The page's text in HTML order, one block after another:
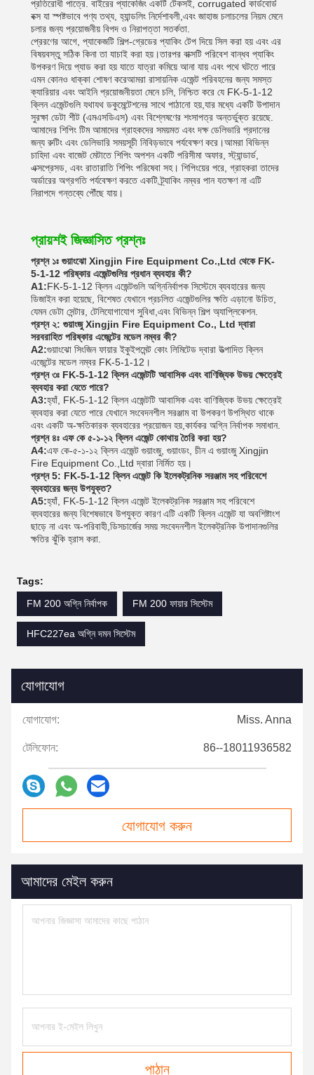
প্রতিরোধী পাত্রে. বাইরের প্যাকেজিং একটি টেকসই, corrugated কার্ডবোর্ড
বক্স যা স্পষ্টভাবে পণ্য তথ্য, হ্যান্ডলিং নির্দেশাবলী,এবং জাহাজ চলাচলের নিয়ম মেনে
চলার জন্য প্রয়োজনীয় বিপদ ও নিরাপত্তা সতর্কতা.
প্রেরণের আগে, প্যাকেজটি শিল্প-গ্রেডের প্যাকিং টেপ দিয়ে সিল করা হয় এবং এর
বিষয়বস্তু সঠিক কিনা তা যাচাই করা হয়।তারপর বাক্সটি পরিবেশ বান্ধব প্যাকিং
উপকরণ দিয়ে প্যাড করা হয় যাতে যাত্রা কমিয়ে আনা যায় এবং পথে ঘটতে পারে
এমন কোনও ধাক্কা শোষণ করেআমরা রাসায়নিক এজেন্ট পরিবহনের জন্য সমস্ত
ক্যারিয়ার এবং আইনি প্রয়োজনীয়তা মেনে চলি, নিশ্চিত করে যে FK-5-1-12
ক্লিন এজেন্টগুলি যথাযথ ডকুমেন্টেশনের সাথে পাঠানো হয়,যার মধ্যে একটি উপাদান
সুরক্ষা ডেটা শীট (এমএসডিএস) এবং বিশ্লেষণের শংসাপত্র অন্তর্ভুক্ত রয়েছে.
আমাদের শিপিং টিম আমাদের গ্রাহকদের সময়মত এবং দক্ষ ডেলিভারি প্রদানের
জন্য রুটিং এবং ডেলিভারি সময়সূচী নিবিড়ভাবে পর্যবেক্ষণ করে।আমরা বিভিন্ন
চাহিদা এবং বাজেট মেটাতে শিপিং অপশন একটি পরিসীমা অফার, স্ট্যান্ডার্ড,
এক্সপ্রেসড, এবং রাতারাতি শিপিং পরিষেবা সহ। শিপিংয়ের পরে, গ্রাহকরা তাদের
অর্ডারের অগ্রগতি পর্যবেক্ষণ করতে একটি ট্র্যাকিং নম্বর পান যতক্ষণ না এটি
নিরাপদে গন্তব্যে পৌঁছে যায়।
প্রায়শই জিজ্ঞাসিত প্রশ্নঃ
প্রশ্ন ১ঃ গুয়াংঝো Xingjin Fire Equipment Co.,Ltd থেকে FK-
5-1-12 পরিষ্কার এজেন্টগুলির প্রধান ব্যবহার কী?
A1:FK-5-1-12 ক্লিন এজেন্টগুলি অগ্নিনির্বাপক সিস্টেমে ব্যবহারের জন্য
ডিজাইন করা হয়েছে, বিশেষত যেখানে প্রচলিত এজেন্টগুলির ক্ষতি এড়ানো উচিত,
যেমন ডেটা সেন্টার, টেলিযোগাযোগ সুবিধা,এবং বিভিন্ন শিল্প অ্যাপ্লিকেশন.
প্রশ্ন ২: গুয়াংজু Xingjin Fire Equipment Co., Ltd দ্বারা
সরবরাহিত পরিষ্কার এজেন্টের মডেল নম্বর কী?
A2:গুয়াংঝো সিংজিন ফায়ার ইকুইপমেন্ট কোং লিমিটেড দ্বারা উত্পাদিত ক্লিন
এজেন্টের মডেল নম্বর FK-5-1-12।
প্রশ্ন ৩ঃ FK-5-1-12 ক্লিন এজেন্টটি আবাসিক এবং বাণিজ্যিক উভয় ক্ষেত্রেই
ব্যবহার করা যেতে পারে?
A3:হ্যাঁ, FK-5-1-12 ক্লিন এজেন্টটি আবাসিক এবং বাণিজ্যিক উভয় ক্ষেত্রেই
ব্যবহার করা যেতে পারে যেখানে সংবেদনশীল সরঞ্জাম বা উপকরণ উপস্থিত থাকে
এবং একটি অ-ক্ষতিকারক ব্যবহারের প্রয়োজন হয়,কার্যকর অগ্নি নির্বাপক সমাধান.
প্রশ্ন ৪ঃ এফ কে ৫-১-১২ ক্লিন এজেন্ট কোথায় তৈরি করা হয়?
A4:এফ কে-৫-১-১২ ক্লিন এজেন্ট গুয়াংজু, গুয়াংডং, চীন এ গুয়াংজু Xingjin
Fire Equipment Co.,Ltd দ্বারা নির্মিত হয়।
প্রশ্ন 5: FK-5-1-12 ক্লিন এজেন্ট কি ইলেকট্রনিক সরঞ্জাম সহ পরিবেশে
ব্যবহারের জন্য উপযুক্ত?
A5:হ্যাঁ, FK-5-1-12 ক্লিন এজেন্ট ইলেকট্রনিক সরঞ্জাম সহ পরিবেশে
ব্যবহারের জন্য বিশেষভাবে উপযুক্ত কারণ এটি একটি ক্লিন এজেন্ট যা অবশিষ্টাংশ
ছাড়ে না এবং অ-পরিবাহী,ডিসচার্জের সময় সংবেদনশীল ইলেকট্রনিক উপাদানগুলির
ক্ষতির ঝুঁকি হ্রাস করা.
Tags:
FM 200 অগ্নি নির্বাপক
FM 200 ফায়ার সিস্টেম
HFC227ea অগ্নি দমন সিস্টেম
যোগাযোগ
যোগাযোগ: Miss. Anna
টেলিফোন: 86--18011936582
যোগাযোগ করুন
আমাদের মেইল ​​করুন
পাঠান